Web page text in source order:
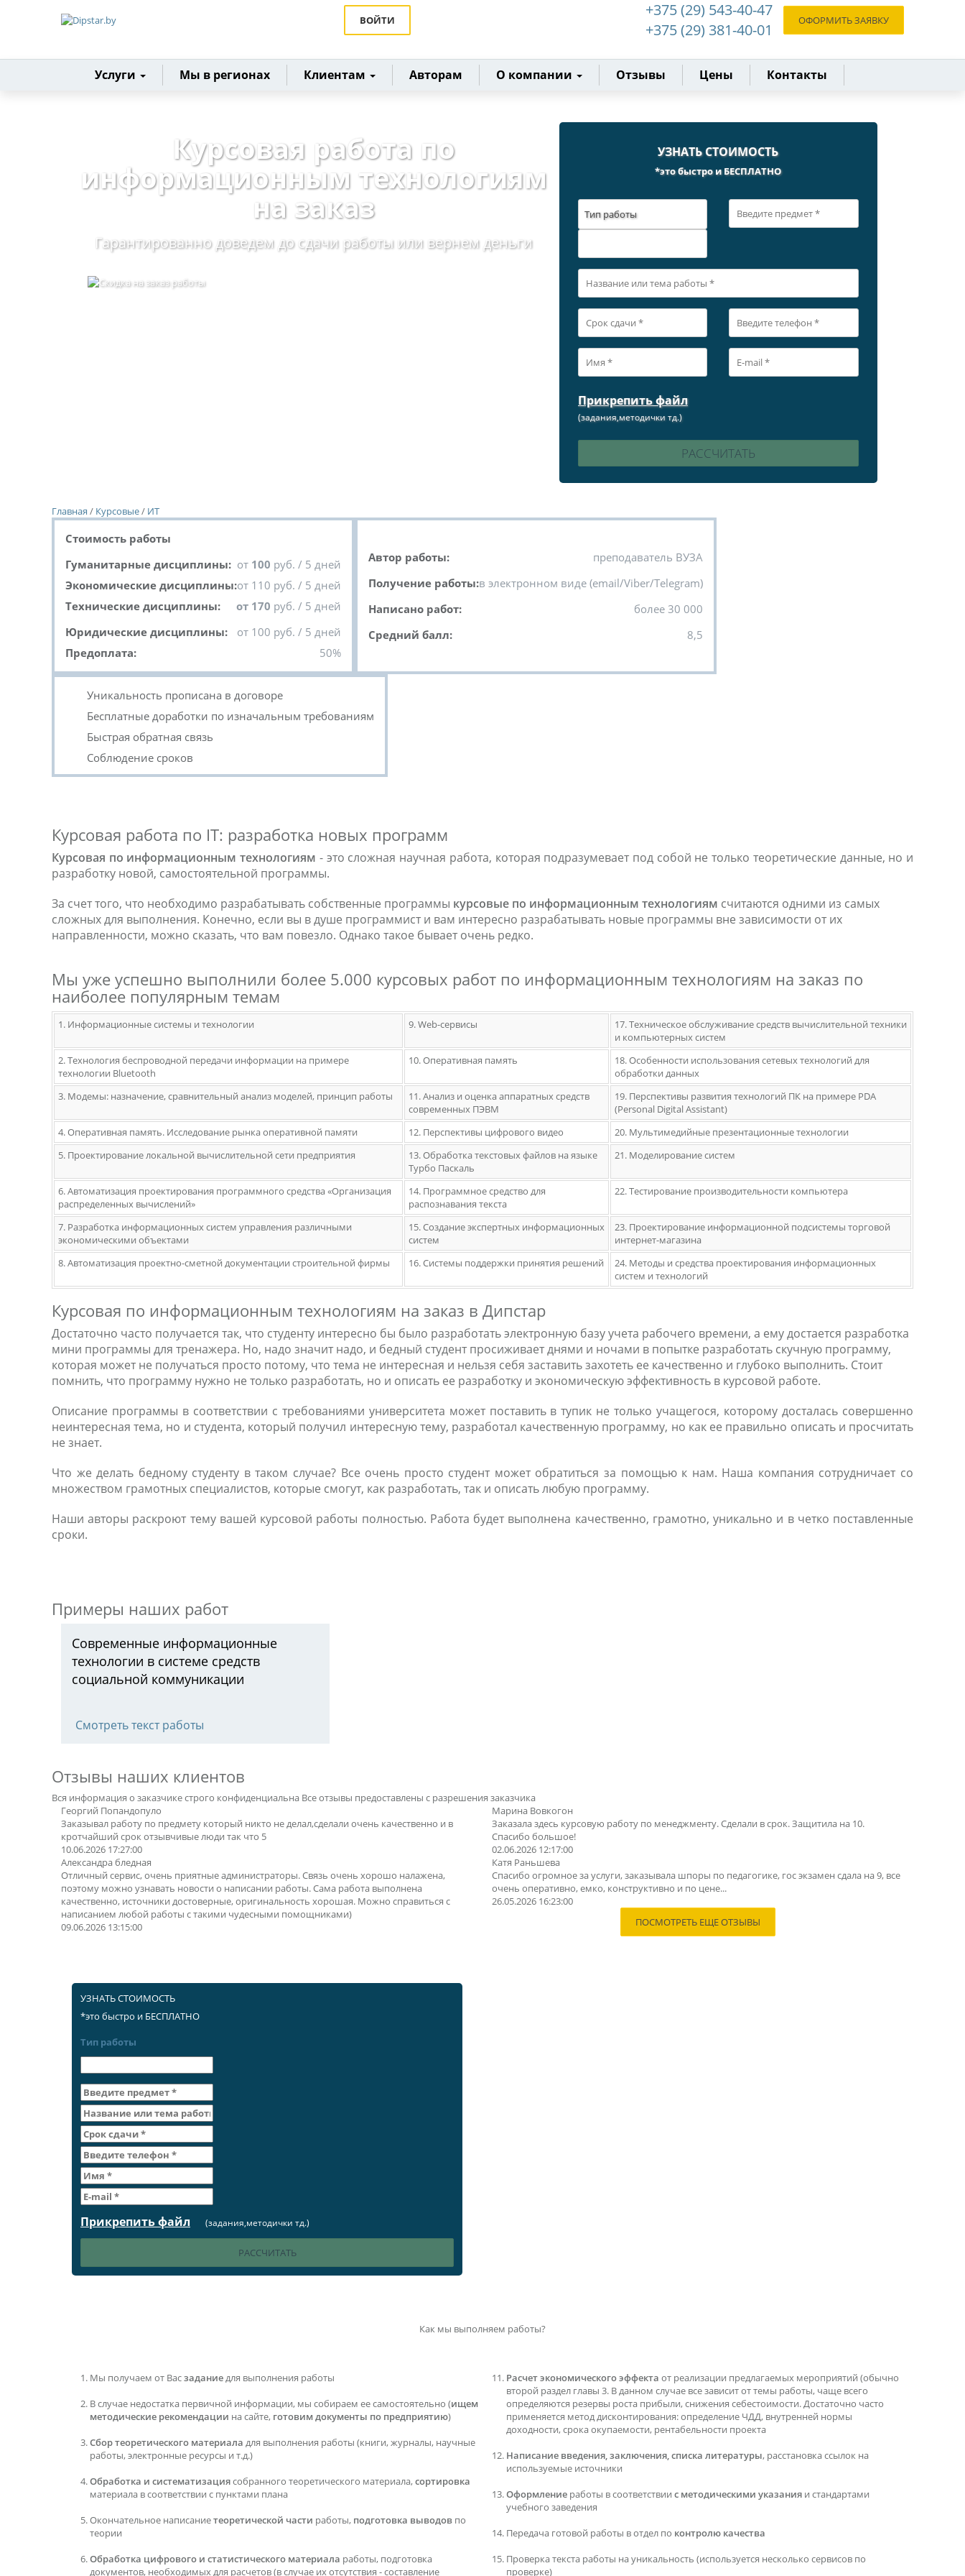
ВОЙТИ
+375 (29) 543-40-47
+375 (29) 381-40-01
ОФОРМИТЬ ЗАЯВКУ
Главная
Услуги Мы в регионах Клиентам Авторам О компании Отзывы Цены Контакты
Курсовая работа по
информационным технологиям
на заказ
Гарантированно доведем до сдачи работы или вернем деньги
УЗНАТЬ СТОИМОСТЬ
*это быстро и БЕСПЛАТНО
Тип работы
Прикрепить файл
(задания,методички тд.)
Главная / Курсовые/ ИТ
Стоимость работы
Гуманитарные дисциплины: от 100 руб. / 5 дней
Экономические дисциплины:от 110 руб. / 5 дней
Технические дисциплины:
от 170 руб. / 5 дней
Юридические дисциплины:
от 100 руб. / 5 дней
Предоплата:
50%
Автор работы:
преподаватель ВУЗА
Получение работы:в электронном виде (email/Viber/Telegram)
Написано работ:
более 30 000
Средний балл:
8,5
Уникальность прописана в договоре
Бесплатные доработки по изначальным требованиям
Быстрая обратная связь
Соблюдение сроков
Курсовая работа по IT: разработка новых программ
Курсовая по информационным технологиям - это сложная научная работа, которая подразумевает под собой не только теоретические данные, но и
разработку новой, самостоятельной программы.
За счет того, что необходимо разрабатывать собственные программы курсовые по информационным технологиям считаются одними из самых
сложных для выполнения. Конечно, если вы в душе программист и вам интересно разрабатывать новые программы вне зависимости от их
направленности, можно сказать, что вам повезло. Однако такое бывает очень редко.
Мы уже успешно выполнили более 5.000 курсовых работ по информационным технологиям на заказ по
наиболее популярным темам
1. Информационные системы и технологии 9. Web-сервисы
17. Техническое обслуживание средств вычислительной техники
и компьютерных систем
2. Технология беспроводной передачи информации на примере
технологии Bluetooth
10. Оперативная память
18. Особенности использования сетевых технологий для
обработки данных
3. Модемы: назначение, сравнительный анализ моделей, принцип работы
11. Анализ и оценка аппаратных средств
современных ПЭВМ
19. Перспективы развития технологий ПК на примере PDA
(Personal Digital Assistant)
4. Оперативная память. Исследование рынка оперативной памяти
12. Перспективы цифрового видео
20. Мультимедийные презентационные технологии
5. Проектирование локальной вычислительной сети предприятия
13. Обработка текстовых файлов на языке
Турбо Паскаль
21. Моделирование систем
6. Автоматизация проектирования программного средства «Организация
распределенных вычислений»
14. Программное средство для
распознавания текста
22. Тестирование производительности компьютера
7. Разработка информационных систем управления различными
экономическими объектами
15. Создание экспертных информационных
систем
23. Проектирование информационной подсистемы торговой
интернет-магазина
8. Автоматизация проектно-сметной документации строительной фирмы
16. Системы поддержки принятия решений
24. Методы и средства проектирования информационных
систем и технологий
Курсовая по информационным технологиям на заказ в Дипстар
Достаточно часто получается так, что студенту интересно бы было разработать электронную базу учета рабочего времени, а ему достается разработка
мини программы для тренажера. Но, надо значит надо, и бедный студент просиживает днями и ночами в попытке разработать скучную программу,
которая может не получаться просто потому, что тема не интересная и нельзя себя заставить захотеть ее качественно и глубоко выполнить. Стоит
помнить, что программу нужно не только разработать, но и описать ее разработку и экономическую эффективность в курсовой работе.
Описание программы в соответствии с требованиями университета может поставить в тупик не только учащегося, которому досталась совершенно
неинтересная тема, но и студента, который получил интересную тему, разработал качественную программу, но как ее правильно описать и просчитать
не знает.
Что же делать бедному студенту в таком случае? Все очень просто студент может обратиться за помощью к нам. Наша компания сотрудничает со
множеством грамотных специалистов, которые смогут, как разработать, так и описать любую программу.
Наши авторы раскроют тему вашей курсовой работы полностью. Работа будет выполнена качественно, грамотно, уникально и в четко поставленные
сроки.
Примеры наших работ
Современные информационные
технологии в системе средств
социальной коммуникации
Смотреть текст работы
Отзывы наших клиентов
Вся информация о заказчике строго конфиденциальна Все отзывы предоставлены с разрешения заказчика
Георгий Попандопуло
Заказывал работу по предмету который никто не делал,сделали очень качественно и в
кротчайший срок отзывчивые люди так что 5
10.06.2026 17:27:00
Александра бледная
Отличный сервис, очень приятные администраторы. Связь очень хорошо налажена,
поэтому можно узнавать новости о написании работы. Сама работа выполнена
качественно, источники достоверные, оригинальность хорошая. Можно справиться с
написанием любой работы с такими чудесными помощниками)
09.06.2026 13:15:00
Марина Вовкогон
Заказала здесь курсовую работу по менеджменту. Сделали в срок. Защитила на 10.
Спасибо большое!
02.06.2026 12:17:00
Катя Раньшева
Спасибо огромное за услуги, заказывала шпоры по педагогике, гос экзамен сдала на 9, все
очень оперативно, емко, конструктивно и по цене...
26.05.2026 16:23:00
ПОСМОТРЕТЬ ЕЩЕ ОТЗЫВЫ
УЗНАТЬ СТОИМОСТЬ
*это быстро и БЕСПЛАТНО
Тип работы
Прикрепить файл (задания,методички тд.)
Как мы выполняем работы?
Мы получаем от Васзаданиедля выполнения работы
В случае недостатка первичной информации, мы собираем ее самостоятельно (ищем
методические рекомендации на сайте, готовим документы по предприятию)
Сбор теоретического материала для выполнения работы (книги, журналы, научные
работы, электронные ресурсы и т.д.)
Обработка и систематизациясобранного теоретического материала,сортировка
материала в соответствии с пунктами плана
Окончательное написаниетеоретической части работы, подготовка выводов по
теории
Обработка цифрового и статистического материала работы, подготовка
документов, необходимых для расчетов (в случае их отсутствия - составление
Расчет экономического эффекта от реализации предлагаемых мероприятий (обычно
второй раздел главы 3. В данном случае все зависит от темы работы, чаще всего
определяются резервы роста прибыли, снижения себестоимости. Достаточно часто
применяется метод дисконтирования: определение ЧДД, внутренней нормы
доходности, срока окупаемости, рентабельности проекта
Написание введения, заключения, списка литературы, расстановка ссылок на
используемые источники
Оформление работы в соответствии с методическими указания и стандартами
учебного заведения
Передача готовой работы в отдел по контролю качества
Проверка текста работы на уникальность (используется несколько сервисов по
проверке)